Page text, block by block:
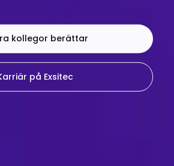
kollegor berättar
på Exsitec